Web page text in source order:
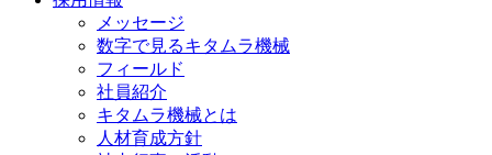
メッセージ
数字で見るキタムラ機械
フィールド
社員紹介
キタムラ機械とは
人材育成方針